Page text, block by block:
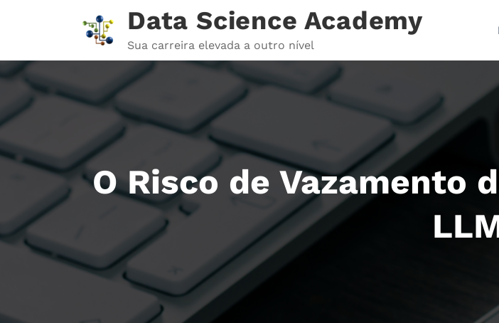
conteúdo
Data Science Academy
Sua carreira elevada a outro nível
O Risco de Vazamento